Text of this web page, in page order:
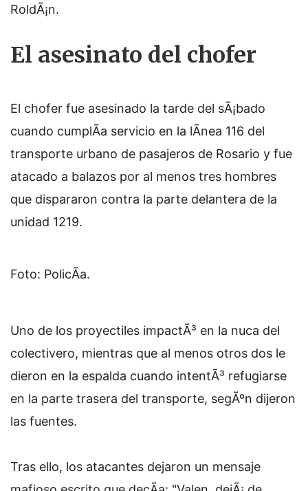
RoldÃ¡n.
El asesinato del chofer
El chofer fue asesinado la tarde del sÃ¡bado
cuando cumplÃ­a servicio en la lÃ­nea 116 del
transporte urbano de pasajeros de Rosario y fue
atacado a balazos por al menos tres hombres
que dispararon contra la parte delantera de la
unidad 1219.
Foto: PolicÃ­a.
Uno de los proyectiles impactÃ³ en la nuca del
colectivero, mientras que al menos otros dos le
dieron en la espalda cuando intentÃ³ refugiarse
en la parte trasera del transporte, segÃºn dijeron
las fuentes.
Tras ello, los atacantes dejaron un mensaje